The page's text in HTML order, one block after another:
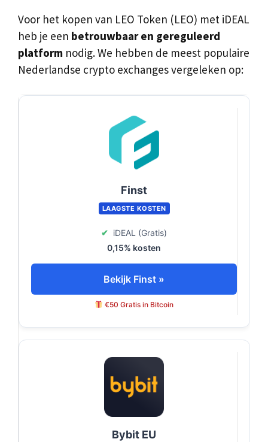
Voor het kopen van LEO Token (LEO) met iDEAL
heb je een betrouwbaar en gereguleerd
platform nodig. We hebben de meest populaire
Nederlandse crypto exchanges vergeleken op:
Finst
LAAGSTE KOSTEN
✔ iDEAL (Gratis)
0,15% kosten
Bekijk Finst »
€50 Gratis in Bitcoin
Bybit EU